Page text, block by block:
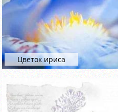
Цветок ириса